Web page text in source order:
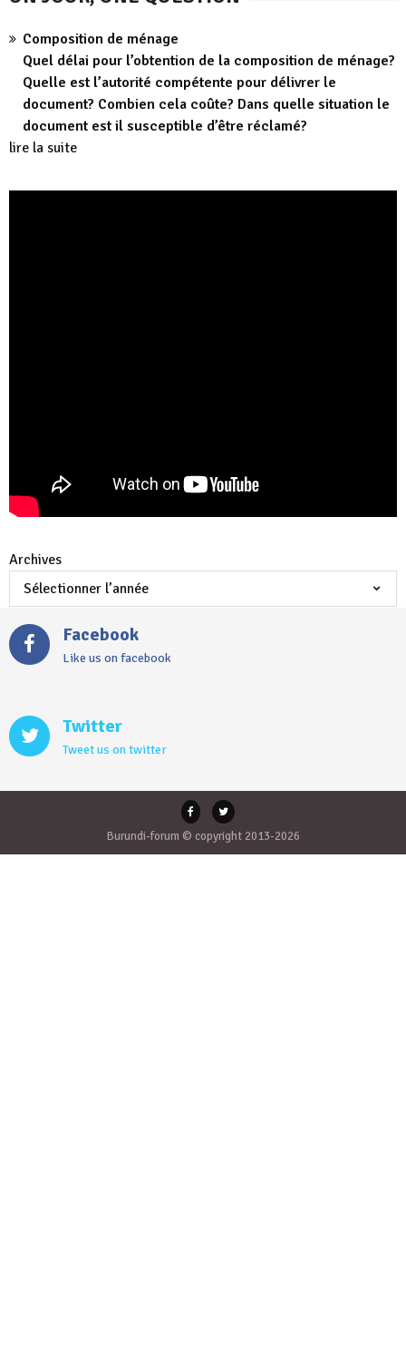
Composition de ménage
Quel délai pour l’obtention de la composition de ménage?
Quelle est l’autorité compétente pour délivrer le
document? Combien cela coûte? Dans quelle situation le
document est il susceptible d’être réclamé?
lire la suite
Archives
Facebook
Like us on facebook
Twitter
Tweet us on twitter
Burundi-forum © copyright 2013-2026